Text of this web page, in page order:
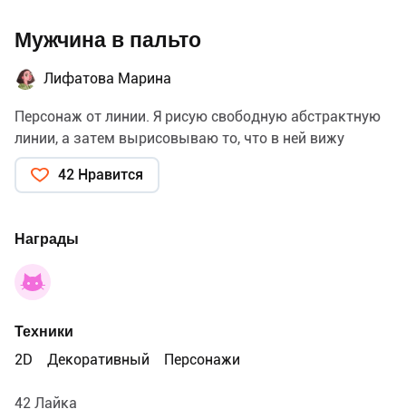
Мужчина в пальто
Лифатова Марина
Персонаж от линии. Я рисую свободную абстрактную
линии, а затем вырисовываю то, что в ней вижу
42 Нравится
Награды
Техники
2D
Декоративный Персонажи
42 Лайка